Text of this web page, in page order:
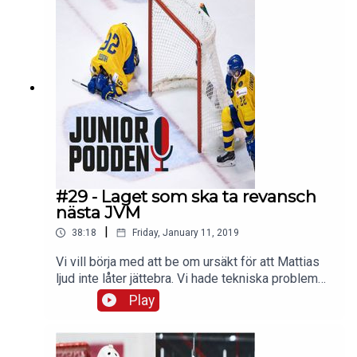
kontakt med oss:Hockeymagsinet
på Twitter och FacebookJuniorhockeysnack (Fac
ebook-grupp)#juniorpoddenOm oss på
hockeymagasinet.com
#29 - Laget som ska ta revansch
nästa JVM
38:18 Friday, January 11, 2019
Vi vill börja med att be om ursäkt för att Mattias
ljud inte låter jättebra. Vi hade tekniska problem
när vi spelade in. Vi har nu hittat och löst problem
så i nästa avsnittet ska ljudet låta bättre.Det har
blivit 2019 och nu finns årets första Juniorpodden
avsnitt ute att lyssna på: Podcast: Laget som ska
Play